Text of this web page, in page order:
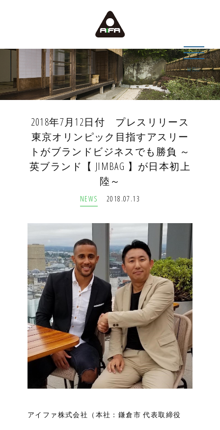
MENU
2018年7月12日付 プレスリリース
東京オリンピック目指すアスリー
トがブランドビジネスでも勝負 ～
英ブランド【 JIMBAG 】が日本初上
陸～
NEWS 2018.07.13
アイファ株式会社（本社：鎌倉市 代表取締役